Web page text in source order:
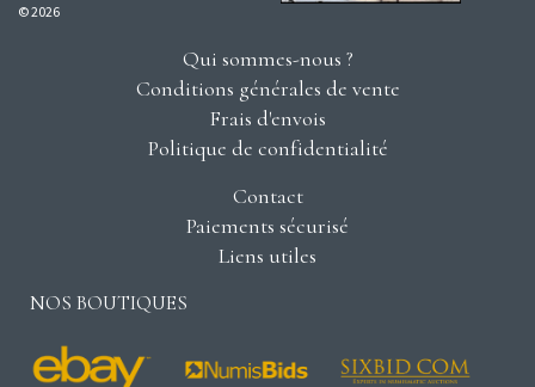
© 2026
Qui sommes-nous ?
Conditions générales de vente
Frais d'envois
Politique de confidentialité
Contact
Paiements sécurisé
Liens utiles
NOS BOUTIQUES